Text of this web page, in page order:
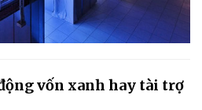
vốn xanh hay tài trợ